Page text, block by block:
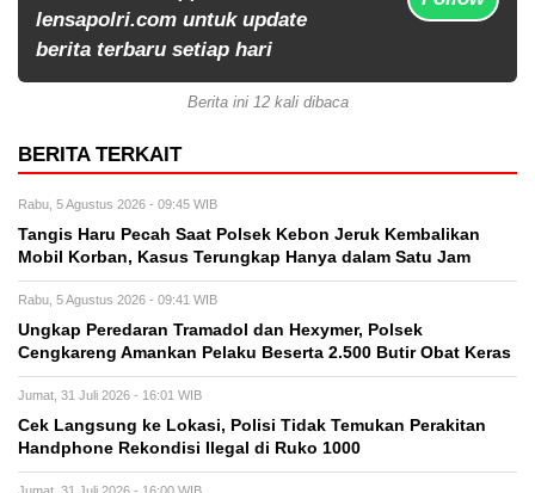
lensapolri.com untuk update
berita terbaru setiap hari
Berita ini 12 kali dibaca
BERITA TERKAIT
Rabu, 5 Agustus 2026 - 09:45 WIB
Tangis Haru Pecah Saat Polsek Kebon Jeruk Kembalikan
Mobil Korban, Kasus Terungkap Hanya dalam Satu Jam
Rabu, 5 Agustus 2026 - 09:41 WIB
Ungkap Peredaran Tramadol dan Hexymer, Polsek
Cengkareng Amankan Pelaku Beserta 2.500 Butir Obat Keras
Jumat, 31 Juli 2026 - 16:01 WIB
Cek Langsung ke Lokasi, Polisi Tidak Temukan Perakitan
Handphone Rekondisi Ilegal di Ruko 1000